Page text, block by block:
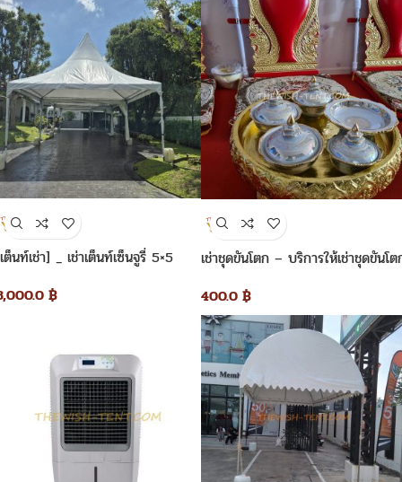
ต็นท์เช่า] _ เช่าเต็นท์เซ็นจูรี่ 5×5
฿
เช่าชุดขันโตก – บริการให้เช่าชุดขันโ
400.0 ฿